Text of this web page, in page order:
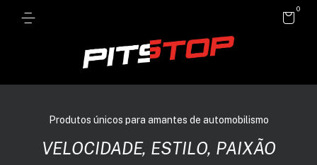
0
Produtos únicos para amantes de automobilismo
VELOCIDADE, ESTILO, PAIXÃO